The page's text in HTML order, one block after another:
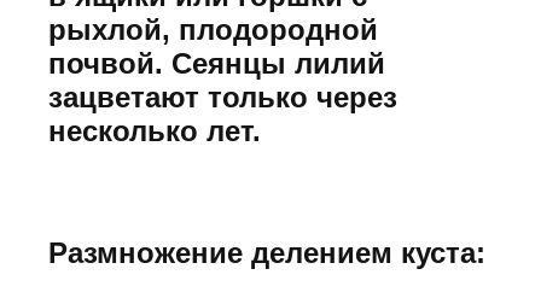
рыхлой, плодородной
почвой. Сеянцы лилий
зацветают только через
несколько лет.
Размножение делением куста: